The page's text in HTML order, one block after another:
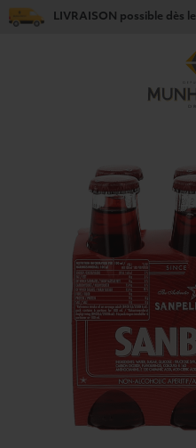
LIVRAISON possible dès le